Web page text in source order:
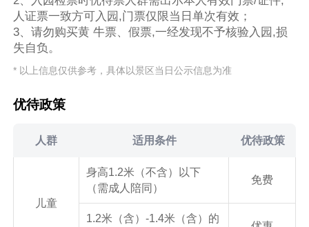
人证票一致方可入园,门票仅限当日单次有效；
3、请勿购买黄 牛票、假票,一经发现不予核验入园,损
失自负。
* 以上信息仅供参考，具体以景区当日公示信息为准
优待政策
人群 适用条件 优待政策
儿童
身高1.2米（不含）以下
（需成人陪同）
免费
1.2米（含）-1.4米（含）的